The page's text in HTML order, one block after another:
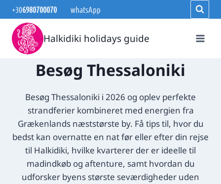
Fortsæt
til
indhold
+306980700070 whatsApp
Halkidiki holidays guide
Besøg Thessaloniki
Besøg Thessaloniki i 2026 og oplev perfekte
strandferier kombineret med energien fra
Grækenlands næststørste by. Få tips til, hvor du
bedst kan overnatte en nat før eller efter din rejse
til Halkidiki, hvilke kvarterer der er ideelle til
madindkøb og aftenture, samt hvordan du
udforsker byens største seværdigheder uden